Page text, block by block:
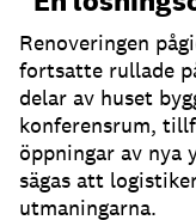
Renoveringen
fortsatte rullade
delar av huset
konferensrum,
öppningar av nya
sägas att
utmaningarna.